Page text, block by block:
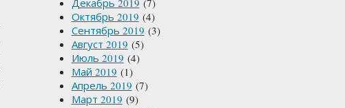
Декабрь 2019 (7)
Октябрь 2019 (4)
Сентябрь 2019 (3)
Август 2019 (5)
Июль 2019 (4)
Май 2019 (1)
Апрель 2019 (7)
Март 2019 (9)